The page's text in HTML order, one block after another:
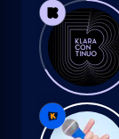
Klara
Ketnet